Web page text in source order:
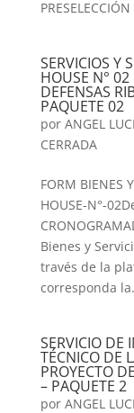
SERVICIOS Y
HOUSE N° 02
DEFENSAS
PAQUETE 02
por ANGEL
CERRADA
FORM BIENES
HOUSE-N°-
Bienes y
través de la
corresponda
SERVICIO DE
TÉCNICO DE
PROYECTO
– PAQUETE 2
por ANGEL